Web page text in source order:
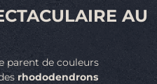
AU
parent de couleurs
rhododendrons